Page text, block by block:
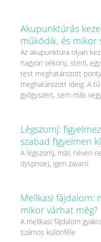
Akupunktúrás
működik, és mikor
Az akupunktúra olyan
nagyon vékony, steril,
test meghatározott
meghatározott ideig. A
gyógyszert, sem más
Légszomj:
szabad figyelmen
A légszomj, más néven
dyspnoe), igen zavaró
Mellkasi fájdalom:
mikor várhat még?
A mellkasi fájdalom
számos különféle